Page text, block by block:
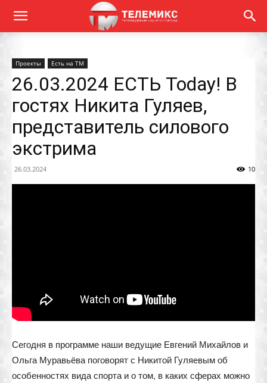
Проекты Есть на ТМ
26.03.2024 ЕСТЬ Today! В
гостях Никита Гуляев,
представитель силового
экстрима
26.03.2024 10
Сегодня в программе наши ведущие Евгений Михайлов и
Ольга Муравьёва поговорят с Никитой Гуляевым об
особенностях вида спорта и о том, в каких сферах можно